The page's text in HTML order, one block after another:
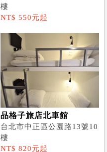
樓
NT$ 550元起
品格子旅店北車館
台北市中正區公園路13號10
樓
NT$ 820元起